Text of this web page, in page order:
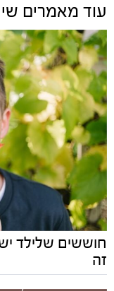
עוד מאמרים
חוששים שלילד
זה